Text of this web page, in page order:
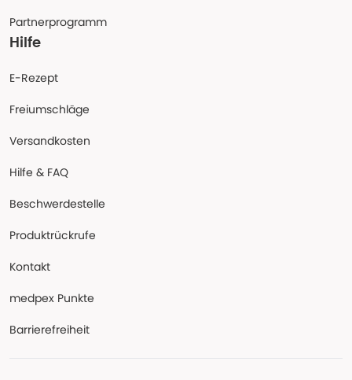
Partnerprogramm
Hilfe
E-Rezept
Freiumschläge
Versandkosten
Hilfe & FAQ
Beschwerdestelle
Produktrückrufe
Kontakt
medpex Punkte
Barrierefreiheit